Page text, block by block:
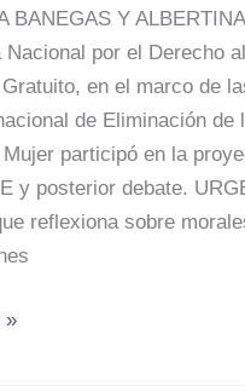
BANEGAS Y
Nacional por el Derecho
en el marco de
de Eliminación de
participó en la
y posterior debate.
reflexiona sobre
»